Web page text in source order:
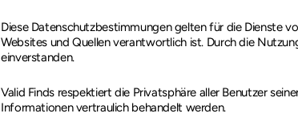
Diese Datenschutzbestimmungen gelten für die Dienste
Websites und Quellen verantwortlich ist. Durch die
einverstanden.
Valid Finds respektiert die Privatsphäre aller Benutzer
Informationen vertraulich behandelt werden.